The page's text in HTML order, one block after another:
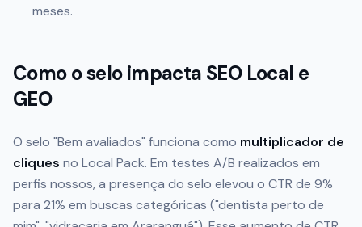
meses.
Como o selo impacta SEO Local e
GEO
O selo "Bem avaliados" funciona como multiplicador de
cliques no Local Pack. Em testes A/B realizados em
perfis nossos, a presença do selo elevou o CTR de 9%
para 21% em buscas categóricas ("dentista perto de